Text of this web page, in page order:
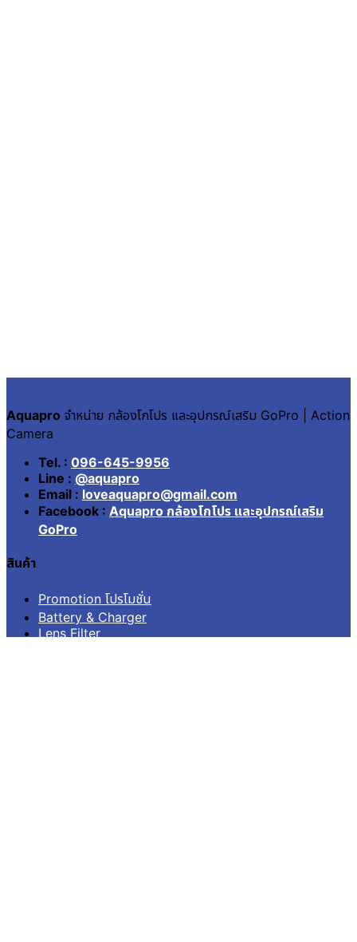
Aquapro จำหน่าย กล้องโกโปร และอุปกรณ์เสริม GoPro | Action
Camera
Tel. : 096-645-9956
Line : @aquapro
Email : loveaquapro@gmail.com
Facebook : Aquapro กล้องโกโปร และอุปกรณ์เสริม
GoPro
สินค้า
Promotion โปรโมชั่น
Battery & Charger
Lens Filter